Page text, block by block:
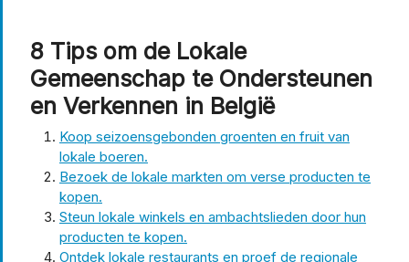
8 Tips om de Lokale
Gemeenschap te Ondersteunen
en Verkennen in België
Koop seizoensgebonden groenten en fruit van
lokale boeren.
Bezoek de lokale markten om verse producten te
kopen.
Steun lokale winkels en ambachtslieden door hun
producten te kopen.
Ontdek lokale restaurants en proef de regionale